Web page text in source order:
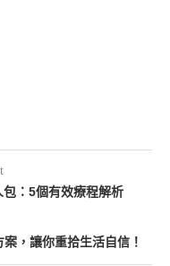
：5個有效療程解析
，讓你重拾生活自信！